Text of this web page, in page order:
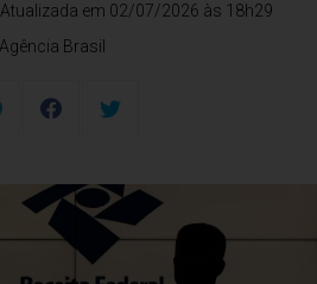
Atualizada em 02/07/2026 às 18h29
Agência Brasil